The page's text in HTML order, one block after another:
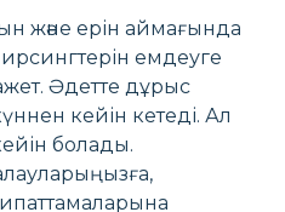
және ерін аймағында
емдеуге
Әдетте дұрыс
кейін кетеді. Ал
болады.